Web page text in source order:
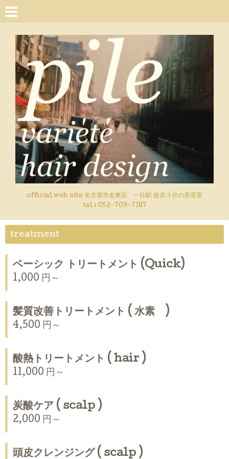
official web site 名古屋市名東区 一社駅 徒歩３分の美容室
tel : 052-709-7187
treatment
ベーシック トリートメント (Quick)
1,000 円～
髪質改善トリートメント ( 水素 )
4,500 円～
酸熱トリートメント ( hair )
11,000 円～
炭酸ケア ( scalp )
2,000 円～
頭皮クレンジング ( scalp )